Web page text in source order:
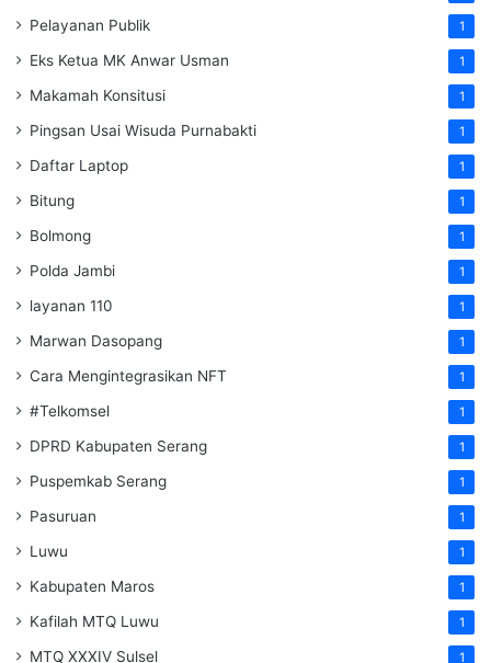
Pelayanan Publik 1
Eks Ketua MK Anwar Usman 1
Makamah Konsitusi 1
Pingsan Usai Wisuda Purnabakti 1
Daftar Laptop 1
Bitung 1
Bolmong 1
Polda Jambi 1
layanan 110 1
Marwan Dasopang 1
Cara Mengintegrasikan NFT 1
#Telkomsel 1
DPRD Kabupaten Serang 1
Puspemkab Serang 1
Pasuruan 1
Luwu 1
Kabupaten Maros 1
Kafilah MTQ Luwu 1
MTQ XXXIV Sulsel 1